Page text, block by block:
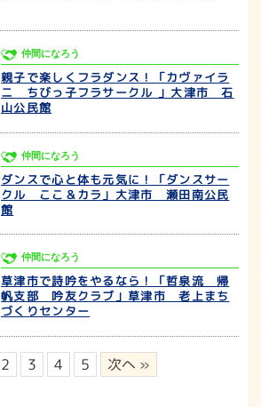
仲間になろう
親子で楽しくフラダンス！「カヴァイラ
ニ ちびっ子フラサークル 」大津市 石
山公民館
仲間になろう
ダンスで心と体も元気に！「ダンスサー
クル ここ＆カラ」大津市 瀬田南公民
館
仲間になろう
草津市で詩吟をやるなら！「哲泉流 帰
帆支部 吟友クラブ」草津市 老上まち
づくりセンター
2 3 4 5 次へ »